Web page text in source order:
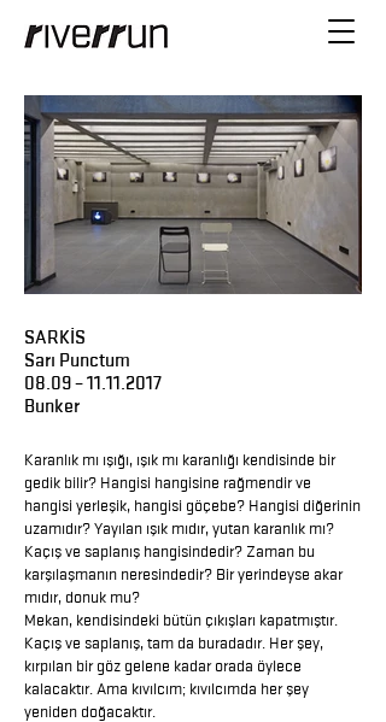
SARKİS
Sarı Punctum
08.09 –11.11.2017
Bunker
Karanlık mı ışığı, ışık mı karanlığı kendisinde bir
gedik bilir? Hangisi hangisine rağmendir ve
hangisi yerleşik, hangisi göçebe? Hangisi diğerinin
uzamıdır? Yayılan ışık mıdır, yutan karanlık mı?
Kaçış ve saplanış hangisindedir? Zaman bu
karşılaşmanın neresindedir? Bir yerindeyse akar
mıdır, donuk mu?
Mekan, kendisindeki bütün çıkışları kapatmıştır.
Kaçış ve saplanış, tam da buradadır. Her şey,
kırpılan bir göz gelene kadar orada öylece
kalacaktır. Ama kıvılcım; kıvılcımda her şey
yeniden doğacaktır.